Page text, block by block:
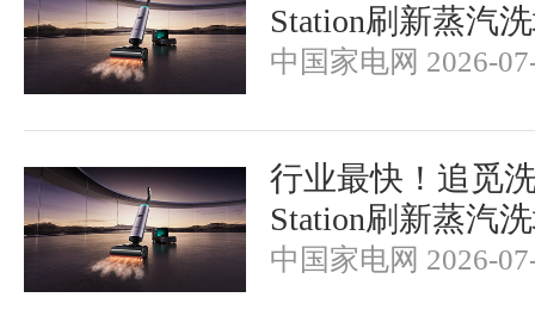
Station刷新蒸汽
中国家电网 2026-
行业最快！追觅
Station刷新蒸汽
中国家电网 2026-